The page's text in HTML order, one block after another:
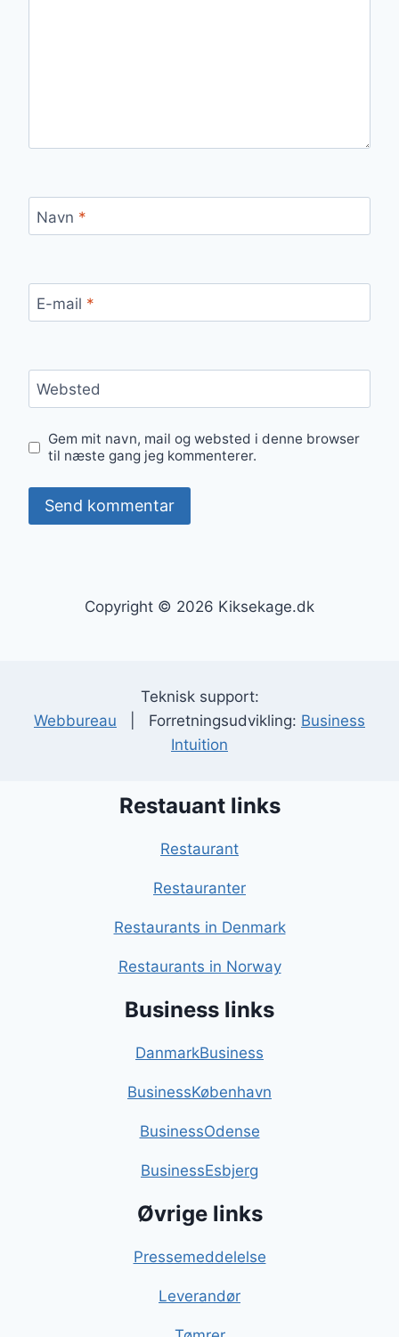
Navn *
E-mail *
Websted
Gem mit navn, mail og websted i denne browser
til næste gang jeg kommenterer.
Copyright © 2026 Kiksekage.dk
Teknisk support:
Webbureau | Forretningsudvikling: Business
Intuition
Restauant links
Restaurant
Restauranter
Restaurants in Denmark
Restaurants in Norway
Business links
DanmarkBusiness
BusinessKøbenhavn
BusinessOdense
BusinessEsbjerg
Øvrige links
Pressemeddelelse
Leverandør